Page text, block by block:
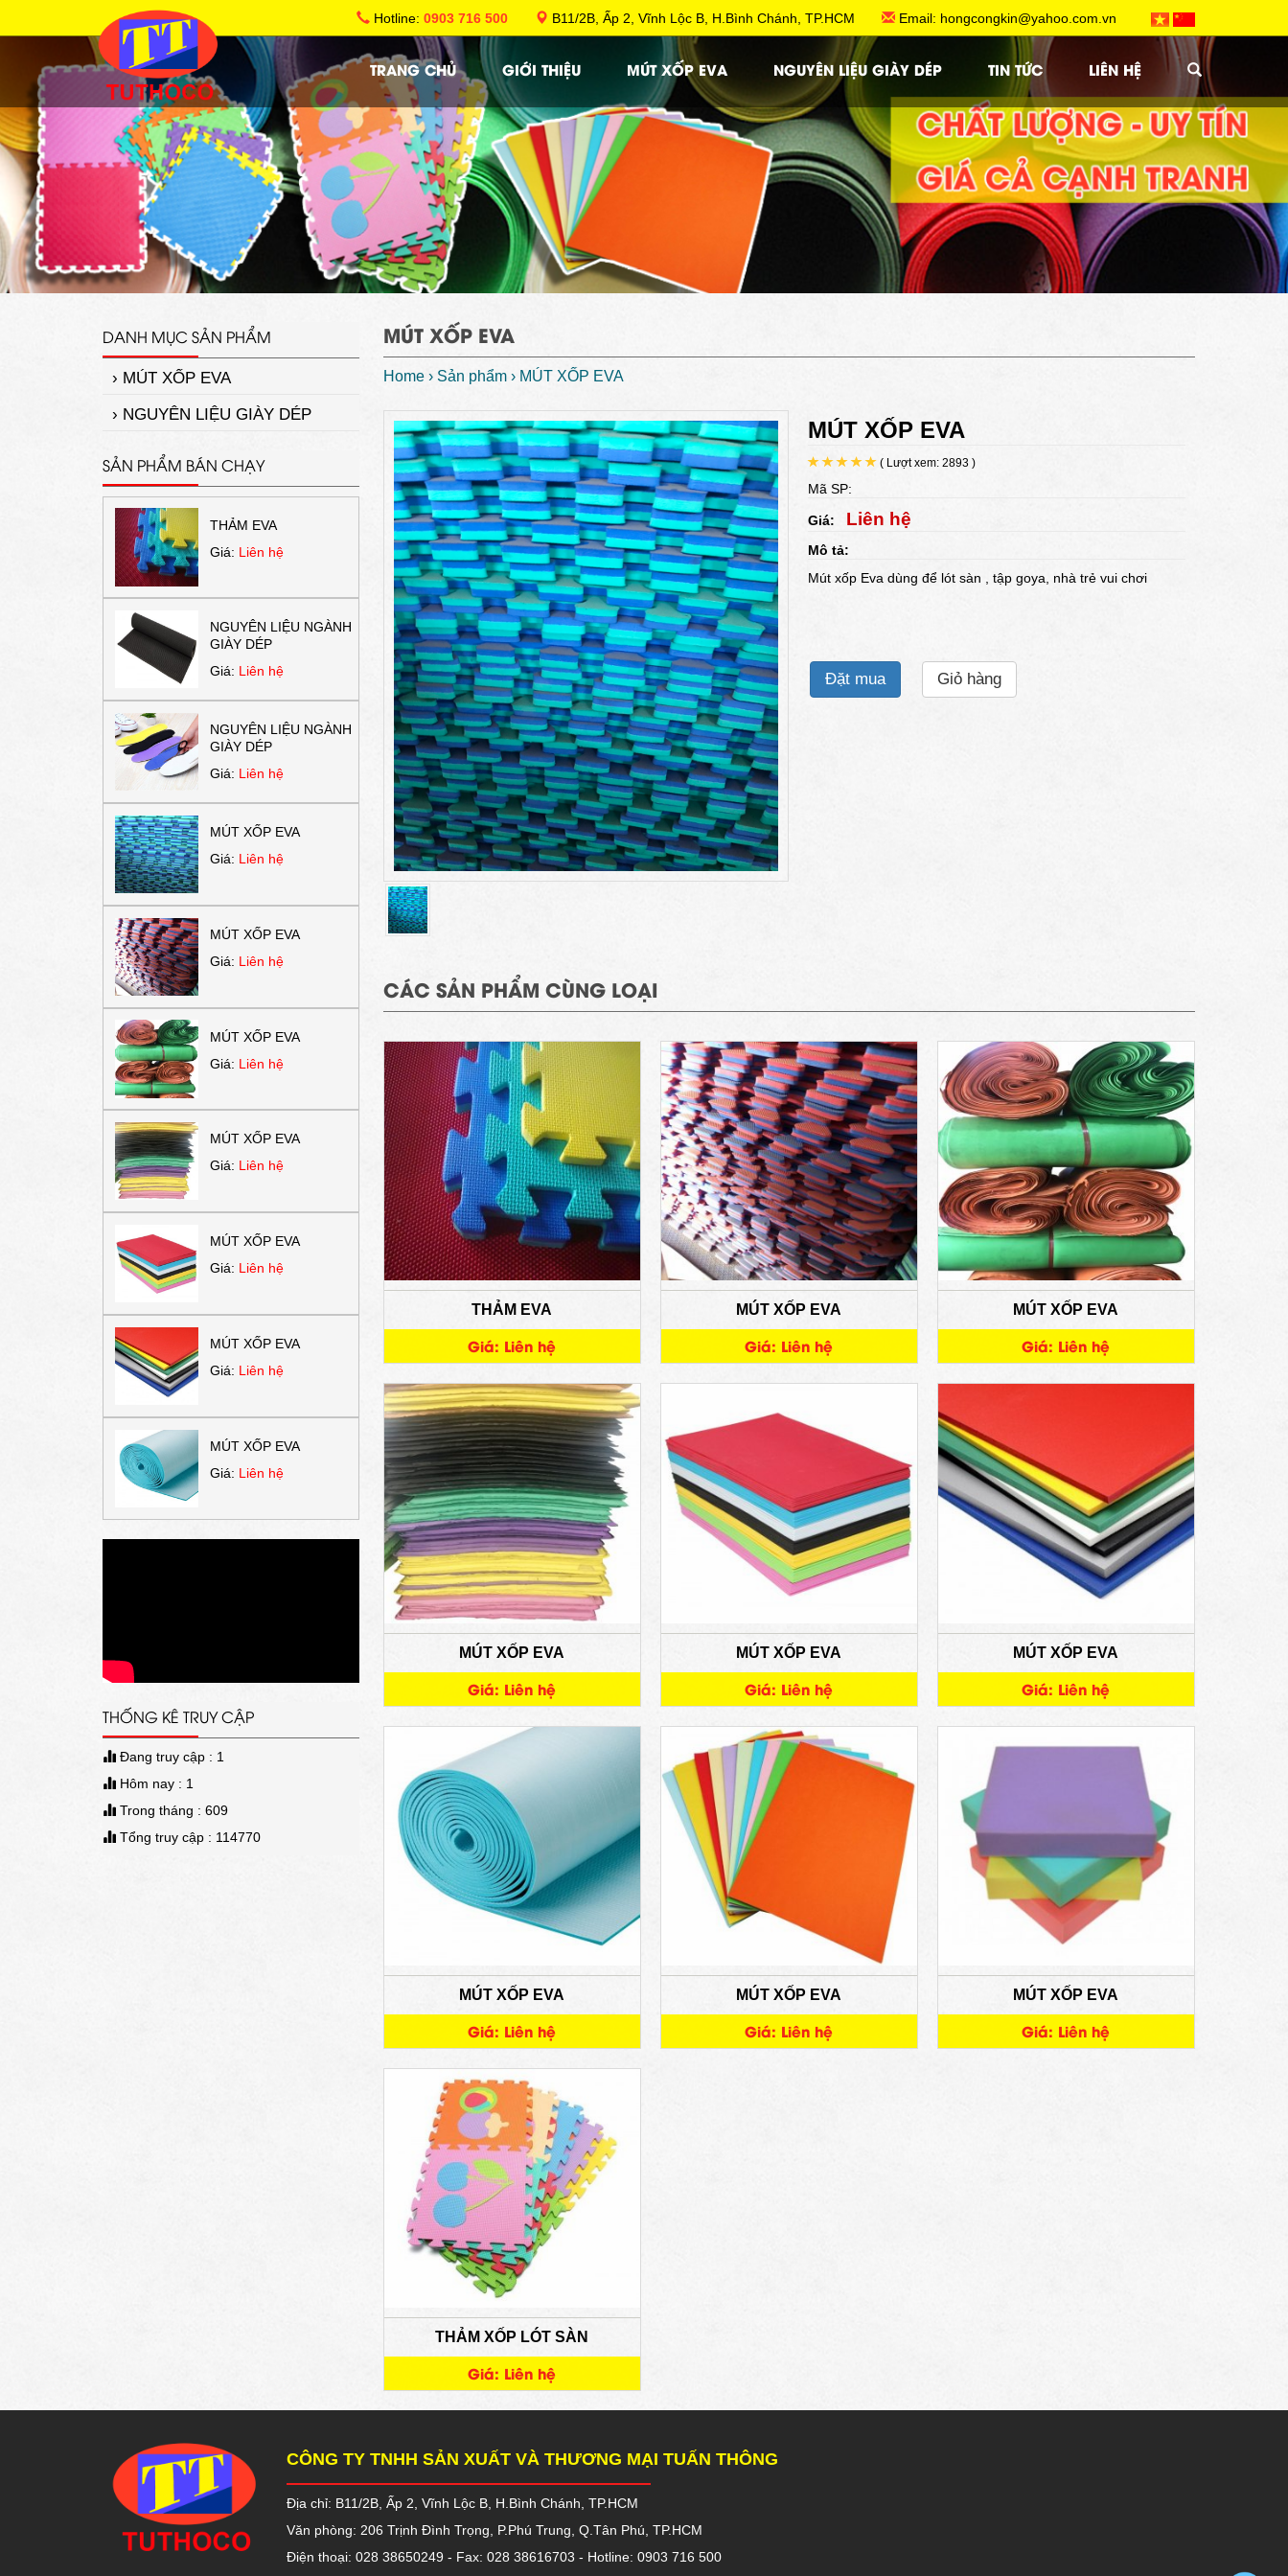
Hotline: 0903 716 500 B11/2B, Ấp 2, Vĩnh Lộc B, H.Bình Chánh, TP.HCM Email: hongcongkin@yahoo.com.vn
TRANG CHỦ GIỚI THIỆU MÚT XỐP EVA NGUYÊN LIỆU GIÀY DÉP TIN TỨC LIÊN HỆ
DANH MỤC SẢN PHẨM
› MÚT XỐP EVA
› NGUYÊN LIỆU GIÀY DÉP
SẢN PHẨM BÁN CHẠY
THẢM EVA
Giá: Liên hệ
NGUYÊN LIỆU NGÀNH
GIÀY DÉP
Giá: Liên hệ
NGUYÊN LIỆU NGÀNH
GIÀY DÉP
Giá: Liên hệ
MÚT XỐP EVA
Giá: Liên hệ
MÚT XỐP EVA
Giá: Liên hệ
MÚT XỐP EVA
Giá: Liên hệ
MÚT XỐP EVA
Giá: Liên hệ
MÚT XỐP EVA
Giá: Liên hệ
MÚT XỐP EVA
Giá: Liên hệ
MÚT XỐP EVA
Giá: Liên hệ
THỐNG KÊ TRUY CẬP
Đang truy cập : 1
Hôm nay : 1
Trong tháng : 609
Tổng truy cập : 114770
MÚT XỐP EVA
Home› Sản phẩm › MÚT XỐP EVA
MÚT XỐP EVA
( Lượt xem: 2893 )
Mã SP:
Giá: Liên hệ
Mô tả:
Mút xốp Eva dùng để lót sàn , tập goya, nhà trẻ vui chơi
Đặt mua Giỏ hàng
CÁC SẢN PHẨM CÙNG LOẠI
THẢM EVA
Giá: Liên hệ
MÚT XỐP EVA
Giá: Liên hệ
MÚT XỐP EVA
Giá: Liên hệ
MÚT XỐP EVA
Giá: Liên hệ
MÚT XỐP EVA
Giá: Liên hệ
MÚT XỐP EVA
Giá: Liên hệ
MÚT XỐP EVA
Giá: Liên hệ
MÚT XỐP EVA
Giá: Liên hệ
MÚT XỐP EVA
Giá: Liên hệ
THẢM XỐP LÓT SÀN
Giá: Liên hệ
CÔNG TY TNHH SẢN XUẤT VÀ THƯƠNG MẠI TUẤN THÔNG
Địa chỉ: B11/2B, Ấp 2, Vĩnh Lộc B, H.Bình Chánh, TP.HCM
Văn phòng: 206 Trịnh Đình Trọng, P.Phú Trung, Q.Tân Phú, TP.HCM
Điện thoại: 028 38650249 - Fax: 028 38616703 - Hotline: 0903 716 500